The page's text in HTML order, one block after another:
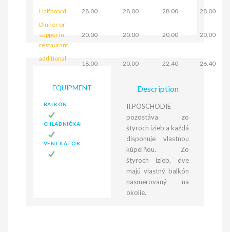
Halfboard 28.00 28.00 28.00
28.00
Dinner or
supper in
restaurant
20.00 20.00 20.00 20.00
additional
18.00 20.00 22.40 26.40
EQUIPMENT
BALKÓN:
CHLADNIČKA:
VENTILÁTOR:
Description
II.POSCHODIE
pozostáva zo
štyroch izieb a každá
disponuje vlastnou
kúpeľňou. Zo
štyroch izieb, dve
majú vlastný balkón
nasmerovaný na
okolie.